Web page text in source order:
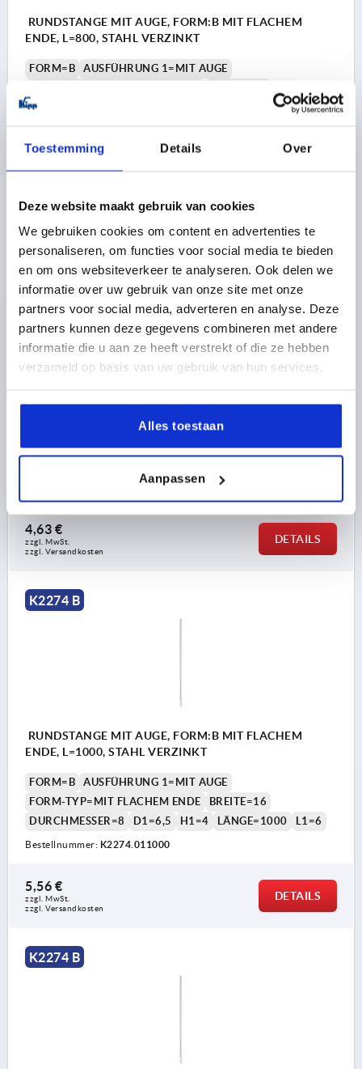
Toestemming Details Over
Deze website maakt gebruik van cookies
We gebruiken cookies om content en advertenties te
personaliseren, om functies voor social media te bieden
en om ons websiteverkeer te analyseren. Ook delen we
informatie over uw gebruik van onze site met onze
partners voor social media, adverteren en analyse. Deze
partners kunnen deze gegevens combineren met andere
informatie die u aan ze heeft verstrekt of die ze hebben
verzameld op basis van uw gebruik van hun services.
Alles toestaan
Aanpassen
RUNDSTANGE MIT AUGE, FORM:B MIT FLACHEM
ENDE, L=800, STAHL VERZINKT
FORM=B
AUSFÜHRUNG 1=MIT AUGE
DURCHMESSER=8
LÄNGE=800 L1=6
4,48 €
K2274 B
AUSFÜHRUNG 1=MIT AUGE
K2274.010900
4,63 €
zzgl. MwSt.
zzgl. Versandkosten
DETAILS
K2274 B
RUNDSTANGE MIT AUGE, FORM:B MIT FLACHEM
ENDE, L=1000, STAHL VERZINKT
FORM=B
AUSFÜHRUNG 1=MIT AUGE
FORM-TYP=MIT FLACHEM ENDE
BREITE=16
DURCHMESSER=8
D1=6,5 H1=4 LÄNGE=1000 L1=6
Bestellnummer: K2274.011000
5,56 €
zzgl. MwSt.
zzgl. Versandkosten
DETAILS
K2274 B